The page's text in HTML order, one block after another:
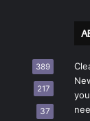
389
217
37